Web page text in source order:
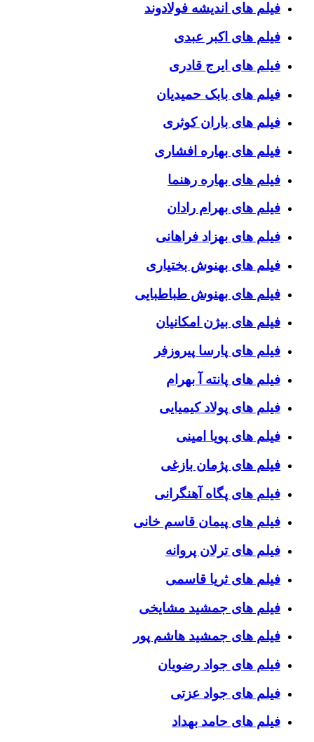
فیلم های اندیشه فولادوند
فیلم های اکبر عبدی
فیلم های ایرج قادری
فیلم های بابک حمیدیان
فیلم های باران کوثری
فیلم های بهاره افشاری
فیلم های بهاره رهنما
فیلم های بهرام رادان
فیلم های بهزاد فراهانی
فیلم های بهنوش بختیاری
فیلم های بهنوش طباطبایی
فیلم های بیژن امکانیان
فیلم های پارسا پیروزفر
فیلم های پانته آ بهرام
فیلم های پولاد کیمیایی
فیلم های پویا امینی
فیلم های پژمان بازغی
فیلم های پگاه آهنگرانی
فیلم های پیمان قاسم خانی
فیلم های ترلان پروانه
فیلم های ثریا قاسمی
فیلم های جمشید مشایخی
فیلم های جمشید هاشم پور
فیلم های جواد رضویان
فیلم های جواد عزتی
فیلم های حامد بهداد